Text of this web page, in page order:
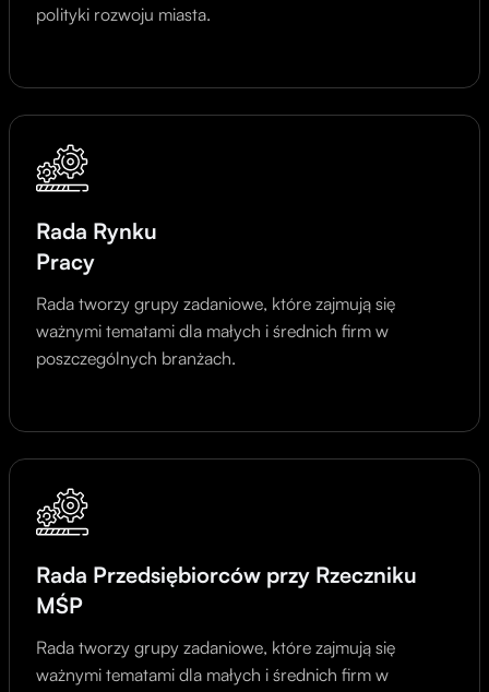
polityki rozwoju miasta​​.
Rada Rynku
Pracy
Rada tworzy grupy zadaniowe, które zajmują się
ważnymi tematami dla małych i średnich firm w
poszczególnych branżach.
Rada Przedsiębiorców przy Rzeczniku
MŚP
Rada tworzy grupy zadaniowe, które zajmują się
ważnymi tematami dla małych i średnich firm w